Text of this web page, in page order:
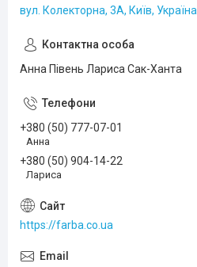
вул. Колекторна, 3А, Київ, Україна
Анна Півень Лариса Сак-Ханта
+380 (50) 777-07-01
Анна
+380 (50) 904-14-22
Лариса
https://farba.co.ua